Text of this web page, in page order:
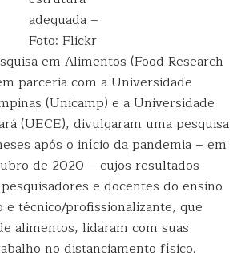
adequada –
Foto: Flickr
em Alimentos (Food Research
parceria com a Universidade
(Unicamp) e a Universidade
(UECE), divulgaram uma pesquisa
após o início da pandemia – em
de 2020 – cujos resultados
e docentes do ensino
técnico/profissionalizante, que
alimentos, lidaram com suas
no distanciamento físico.